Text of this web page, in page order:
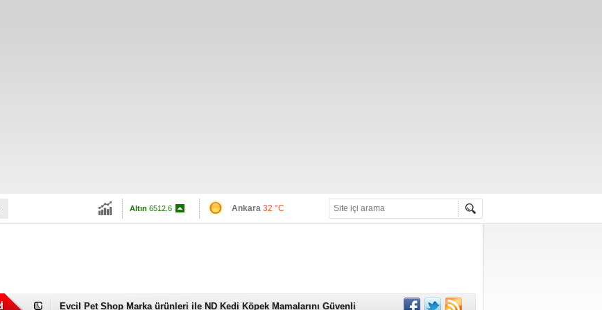
Altın 6512.6 Ankara 32 °C
Evcil Pet Shop Marka ürünleri ile ND Kedi Köpek Mamalarını Güvenli